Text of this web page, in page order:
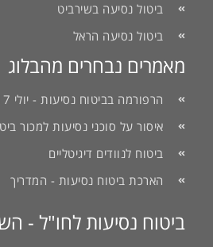
ביטול נסיעה בשירביט
ביטול נסיעה הראל
מאמרים נבחרים מהבלוג
הרפורמה בביטוח נסיעות - יולי 2017
איסור על סוכני נסיעות למכור
ביטוח לנוודים דיגיטליים
הארכת ביטוח נסיעות - המדריך
ביטוח נסיעות לחו"ל -